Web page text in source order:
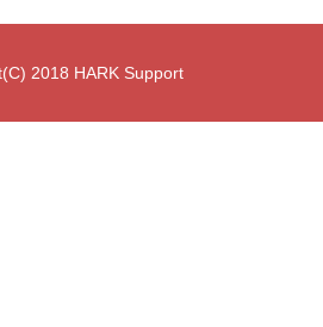
2018 HARK Support